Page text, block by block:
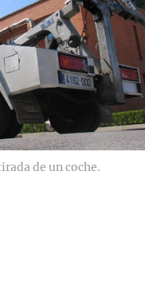
de un coche.